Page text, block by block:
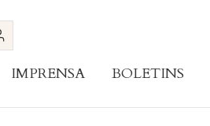
IMPRENSA BOLETINS